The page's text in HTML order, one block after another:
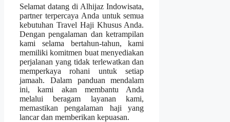
Selamat datang di Alhijaz Indowisata,
partner terpercaya Anda untuk semua
kebutuhan Travel Haji Khusus Anda.
Dengan pengalaman dan ketrampilan
kami selama bertahun-tahun, kami
memiliki komitmen buat menyediakan
perjalanan yang tidak terlewatkan dan
memperkaya rohani untuk setiap
jamaah. Dalam panduan mendalam
ini, kami akan membantu Anda
melalui beragam layanan kami,
memastikan pengalaman haji yang
lancar dan memberikan kepuasan.